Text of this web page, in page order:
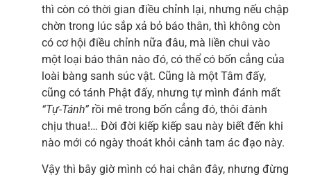
thì còn có thời gian điều chỉnh lại, nhưng nếu chập
chờn trong lúc sắp xả bỏ báo thân, thì không còn
có cơ hội điều chỉnh nữa đâu, mà liền chui vào
một loại báo thân nào đó, có thể có bốn cẳng của
loài bàng sanh súc vật. Cũng là một Tâm đấy,
cũng có tánh Phật đấy, nhưng tự mình đánh mất
“Tự-Tánh” rồi mê trong bốn cẳng đó, thôi đành
chịu thua!… Đời đời kiếp kiếp sau này biết đến khi
nào mới có ngày thoát khỏi cảnh tam ác đạo này.
Vậy thì bây giờ mình có hai chân đây, nhưng đừng